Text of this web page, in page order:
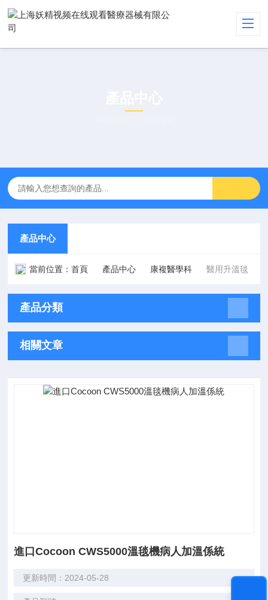
產品中心
當前位置：首頁 產品中心 康複醫學科 醫用升溫毯
產品分類
相關文章
進口Cocoon CWS5000溫毯機病人加溫係統
更新時間：2024-05-28